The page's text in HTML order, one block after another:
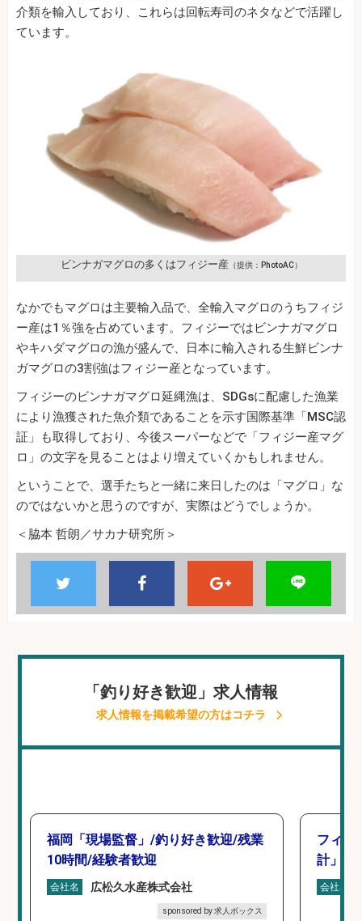
介類を輸入しており、これらは回転寿司のネタなどで活躍し
ています。
ビンナガマグロの多くはフィジー産 （提供：PhotoAC）
なかでもマグロは主要輸入品で、全輸入マグロのうちフィジ
ー産は1％強を占めています。フィジーではビンナガマグロ
やキハダマグロの漁が盛んで、日本に輸入される生鮮ビンナ
ガマグロの3割強はフィジー産となっています。
フィジーのビンナガマグロ延縄漁は、SDGsに配慮した漁業
により漁獲された魚介類であることを示す国際基準「MSC認
証」も取得しており、今後スーパーなどで「フィジー産マグ
ロ」の文字を見ることはより増えていくかもしれません。
ということで、選手たちと一緒に来日したのは「マグロ」な
のではないかと思うのですが、実際はどうでしょうか。
＜脇本 哲朗／サカナ研究所＞
「釣り好き歓迎」求人情報
求人情報を掲載希望の方はコチラ
福岡「現場監督」/釣り好き歓迎/残業
10時間/経験者歓迎
会社名 広松久水産株式会社
sponsored by 求人ボックス
フィッ
計」
会社名